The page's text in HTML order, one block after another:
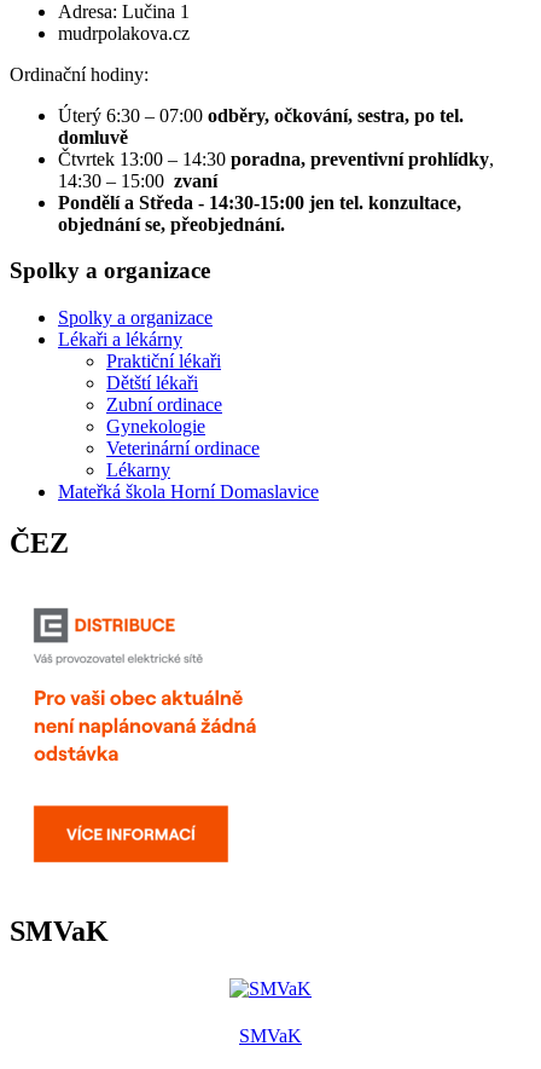
Adresa: Lučina 1
mudrpolakova.cz
Ordinační hodiny:
Úterý 6:30 – 07:00 odběry, očkování, sestra, po tel.
domluvě
Čtvrtek 13:00 – 14:30 poradna, preventivní prohlídky,
14:30 – 15:00 zvaní
Pondělí a Středa - 14:30-15:00 jen tel. konzultace,
objednání se, přeobjednání.
Spolky a organizace
Spolky a organizace
Lékaři a lékárny
Praktiční lékaři
Dětští lékaři
Zubní ordinace
Gynekologie
Veterinární ordinace
Lékarny
Mateřká škola Horní Domaslavice
ČEZ
SMVaK
SMVaK